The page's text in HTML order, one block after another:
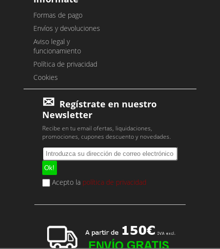
Formas de pago
Envíos y devoluciones
Aviso legal y
funcionamiento
Política de privacidad
Cookies
Regístrate en nuestro
Newsletter
Recibe en tu email ofertas, liquidaciones,
promociones, cupones descuento y novedades.
Acepto la política de privacidad